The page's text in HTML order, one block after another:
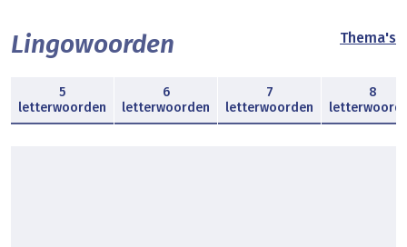
Lingowoorden Thema's
5
letterwoorden
6
letterwoorden
7
letterwoorden
8